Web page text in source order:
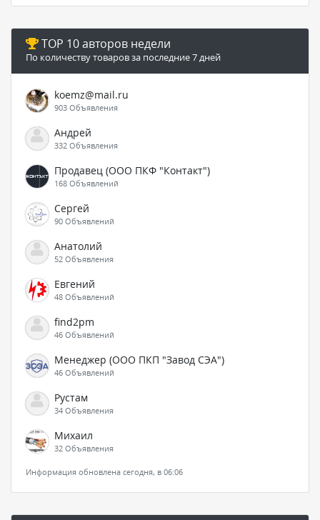
TOP 10 авторов недели
По количеству товаров за последние 7 дней
koemz@mail.ru
903 Объявления
Андрей
332 Объявления
Продавец (ООО ПКФ "Контакт")
168 Объявлений
Сергей
90 Объявлений
Анатолий
52 Объявления
Евгений
48 Объявлений
find2pm
46 Объявлений
Менеджер (ООО ПКП "Завод СЭА")
46 Объявлений
Рустам
34 Объявления
Михаил
32 Объявления
Информация обновлена сегодня, в 06:06